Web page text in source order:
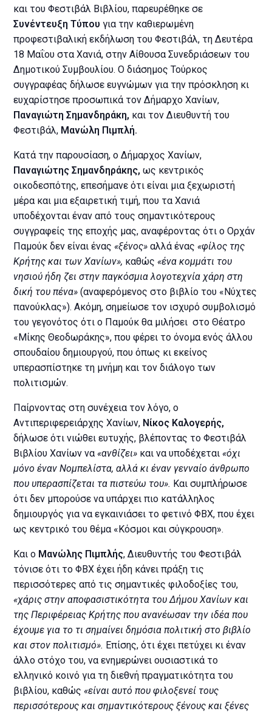
και του Φεστιβάλ Βιβλίου, παρευρέθηκε σε
Συνέντευξη Τύπου για την καθιερωμένη
προφεστιβαλική εκδήλωση του Φεστιβάλ, τη Δευτέρα
18 Μαΐου στα Χανιά, στην Αίθουσα Συνεδριάσεων του
Δημοτικού Συμβουλίου. Ο διάσημος Τούρκος
συγγραφέας δήλωσε ευγνώμων για την πρόσκληση κι
ευχαρίστησε προσωπικά τον Δήμαρχο Χανίων,
Παναγιώτη Σημανδηράκη, και τον Διευθυντή του
Φεστιβάλ, Μανώλη Πιμπλή.
Κατά την παρουσίαση, ο Δήμαρχος Χανίων,
Παναγιώτης Σημανδηράκης, ως κεντρικός
οικοδεσπότης, επεσήμανε ότι είναι μια ξεχωριστή
μέρα και μια εξαιρετική τιμή, που τα Χανιά
υποδέχονται έναν από τους σημαντικότερους
συγγραφείς της εποχής μας, αναφέροντας ότι ο Ορχάν
Παμούκ δεν είναι ένας«ξένος» αλλά ένας«φίλος της
Κρήτης και των Χανίων», καθώς«ένα κομμάτι του
νησιού ήδη ζει στην παγκόσμια λογοτεχνία χάρη στη
δική του πένα» (αναφερόμενος στο βιβλίο του «Νύχτες
πανούκλας»). Ακόμη, σημείωσε τον ισχυρό συμβολισμό
του γεγονότος ότι ο Παμούκ θα μιλήσει στο Θέατρο
«Μίκης Θεοδωράκης», που φέρει το όνομα ενός άλλου
σπουδαίου δημιουργού, που όπως κι εκείνος
υπερασπίστηκε τη μνήμη και τον διάλογο των
πολιτισμών.
Παίρνοντας στη συνέχεια τον λόγο, ο
Αντιπεριφερειάρχης Χανίων, Νίκος Καλογερής,
δήλωσε ότι νιώθει ευτυχής, βλέποντας το Φεστιβάλ
Βιβλίου Χανίων να«ανθίζει» και να υποδέχεται«όχι
μόνο έναν Νομπελίστα, αλλά κι έναν γενναίο άνθρωπο
που υπερασπίζεται τα πιστεύω του». Και συμπλήρωσε
ότι δεν μπορούσε να υπάρχει πιο κατάλληλος
δημιουργός για να εγκαινιάσει το φετινό ΦΒΧ, που έχει
ως κεντρικό του θέμα «Κόσμοι και σύγκρουση».
Και ο Μανώλης Πιμπλής, Διευθυντής του Φεστιβάλ
τόνισε ότι το ΦΒΧ έχει ήδη κάνει πράξη τις
περισσότερες από τις σημαντικές φιλοδοξίες του,
«χάρις στην αποφασιστικότητα του Δήμου Χανίων και
της Περιφέρειας Κρήτης που ανανέωσαν την ιδέα που
έχουμε για το τι σημαίνει δημόσια πολιτική στο βιβλίο
και στον πολιτισμό». Επίσης, ότι έχει πετύχει κι έναν
άλλο στόχο του, να ενημερώνει ουσιαστικά το
ελληνικό κοινό για τη διεθνή πραγματικότητα του
βιβλίου, καθώς«είναι αυτό που φιλοξενεί τους
περισσότερους και σημαντικότερους ξένους και ξένες